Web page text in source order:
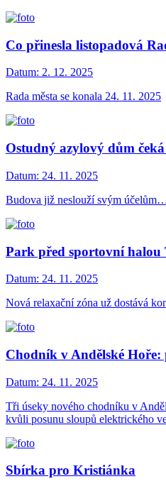
Co přinesla listopadová
Datum: 2. 12. 2025
Rada města se konala 24. 11. 2025
Ostudný azylový dům
Datum: 24. 11. 2025
Budova již neslouží svým
Park před sportovní halou
Datum: 24. 11. 2025
Nová relaxační zóna už dostává
Chodník v Andělské Hoře:
Datum: 24. 11. 2025
Tři úseky nového chodníku v
kvůli posunu sloupů elektrického
Sbírka pro Kristiánka